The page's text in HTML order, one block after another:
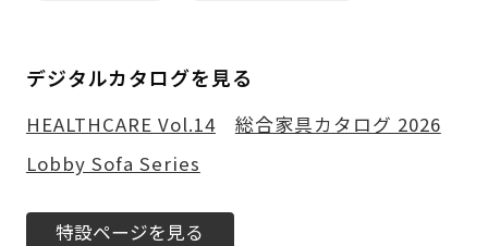
デジタルカタログを見る
HEALTHCARE Vol.14
総合家具カタログ 2026
Lobby Sofa Series
特設ページを見る